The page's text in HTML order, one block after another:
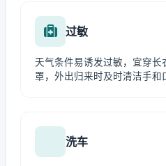
过敏
天气条件易诱发过敏，宜穿长
罩，外出归来时及时清洁手和
洗车